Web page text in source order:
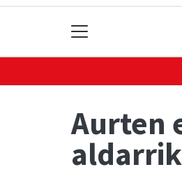
Aurten